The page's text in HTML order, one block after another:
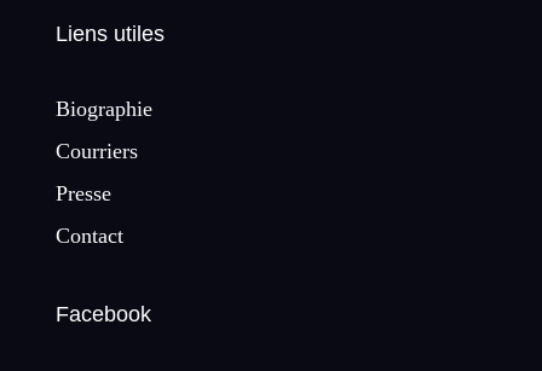
Liens utiles
Biographie
Courriers
Presse
Contact
Facebook